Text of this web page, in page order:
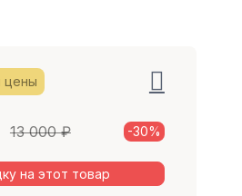
цены
13 000₽ -30%
на этот товар